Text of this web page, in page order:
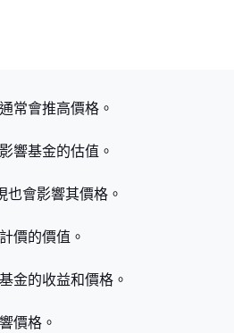
常會推高價格。
響基金的估值。
也會影響其價格。
價的價值。
金的收益和價格。
價格。